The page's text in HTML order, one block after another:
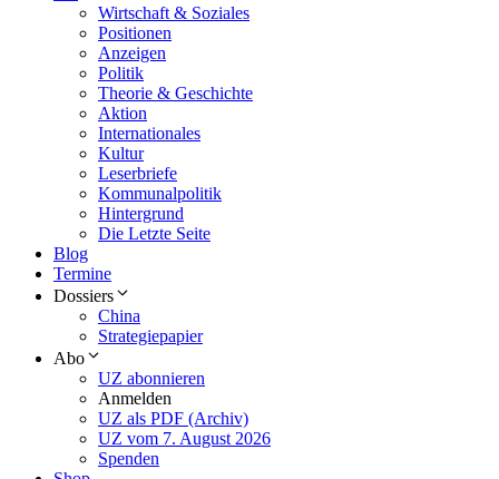
Wirtschaft & Soziales
Positionen
Anzeigen
Politik
Theorie & Geschichte
Aktion
Internationales
Kultur
Leserbriefe
Kommunalpolitik
Hintergrund
Die Letzte Seite
Blog
Termine
Dossiers
China
Strategiepapier
Abo
UZ abonnieren
Anmelden
UZ als PDF (Archiv)
UZ vom 7. August 2026
Spenden